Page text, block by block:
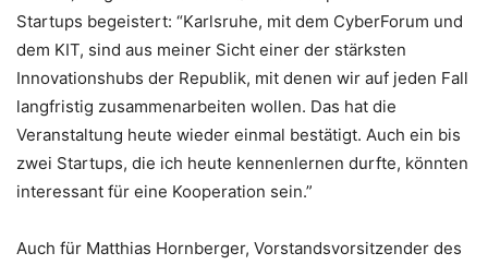
Startups begeistert: “Karlsruhe, mit dem CyberForum und
dem KIT, sind aus meiner Sicht einer der stärksten
Innovationshubs der Republik, mit denen wir auf jeden Fall
langfristig zusammenarbeiten wollen. Das hat die
Veranstaltung heute wieder einmal bestätigt. Auch ein bis
zwei Startups, die ich heute kennenlernen durfte, könnten
interessant für eine Kooperation sein.”
Auch für Matthias Hornberger, Vorstandsvorsitzender des